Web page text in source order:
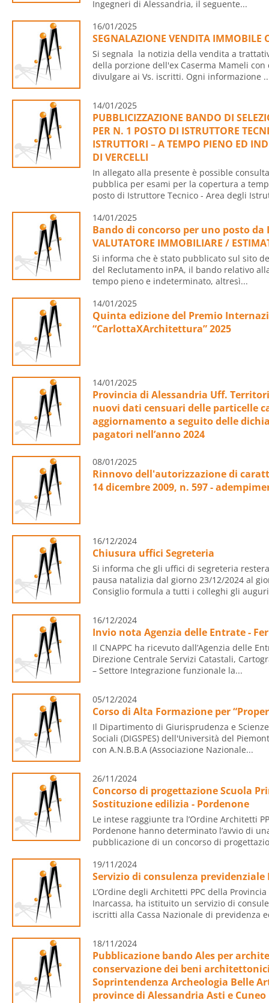
Ingegneri di Alessandria, il seguente...
16/01/2025
SEGNALAZIONE VENDITA IMMOBILE
Si segnala la notizia della vendita a
della porzione dell'ex Caserma Mameli
divulgare ai Vs. iscritti. Ogni informazione
14/01/2025
PUBBLICIZZAZIONE BANDO DI
PER N. 1 POSTO DI ISTRUTTORE
ISTRUTTORI – A TEMPO PIENO ED
DI VERCELLI
In allegato alla presente è possible
pubblica per esami per la copertura a
posto di Istruttore Tecnico - Area degli
14/01/2025
Bando di concorso per uno posto
VALUTATORE IMMOBILIARE /
Si informa che è stato pubblicato sul sito
del Reclutamento inPA, il bando relativo
tempo pieno e indeterminato, altresì...
14/01/2025
Quinta edizione del Premio
“CarlottaXArchitettura” 2025
14/01/2025
Provincia di Alessandria Uff.
nuovi dati censuari delle particelle
aggiornamento a seguito delle
pagatori nell’anno 2024
08/01/2025
Rinnovo dell'autorizzazione di
14 dicembre 2009, n. 597 -
16/12/2024
Chiusura uffici Segreteria
Si informa che gli uffici di segreteria
pausa natalizia dal giorno 23/12/2024 al
Consiglio formula a tutti i colleghi gli
16/12/2024
Invio nota Agenzia delle Entrate -
Il CNAPPC ha ricevuto dall’Agenzia delle
Direzione Centrale Servizi Catastali,
– Settore Integrazione funzionale la...
05/12/2024
Corso di Alta Formazione per
Il Dipartimento di Giurisprudenza e
Sociali (DIGSPES) dell'Università del
con A.N.B.B.A (Associazione Nazionale...
26/11/2024
Concorso di progettazione Scuola
Sostituzione edilizia - Pordenone
Le intese raggiunte tra l’Ordine Architetti
Pordenone hanno determinato l’avvio di
pubblicazione di un concorso di
19/11/2024
Servizio di consulenza previdenziale
L’Ordine degli Architetti PPC della
Inarcassa, ha istituito un servizio di
iscritti alla Cassa Nazionale di previdenza
18/11/2024
Pubblicazione bando Ales per
conservazione dei beni
Soprintendenza Archeologia Belle
province di Alessandria Asti e Cuneo